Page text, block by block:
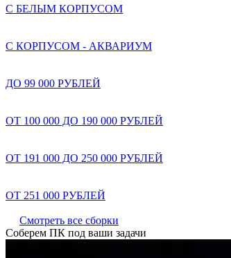
С БЕЛЫМ КОРПУСОМ
С КОРПУСОМ - АКВАРИУМ
ДО 99 000 РУБЛЕЙ
ОТ 100 000 ДО 190 000 РУБЛЕЙ
ОТ 191 000 ДО 250 000 РУБЛЕЙ
ОТ 251 000 РУБЛЕЙ
Смотреть все сборки
Соберем ПК под ваши задачи